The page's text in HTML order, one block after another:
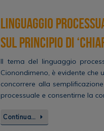
Linguaggio
sul principio di
Il tema del linguaggio
Cionondimeno, è evidente
concorrere alla
processuale e consentirne la
Continua…